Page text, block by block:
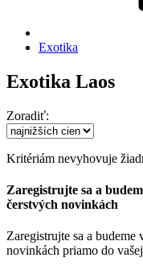
Exotika
Exotika Laos
Zoradiť:
Kritériám nevyhovuje
Zaregistrujte sa a
čerstvých novinkách
Zaregistrujte sa a
novinkách priamo do